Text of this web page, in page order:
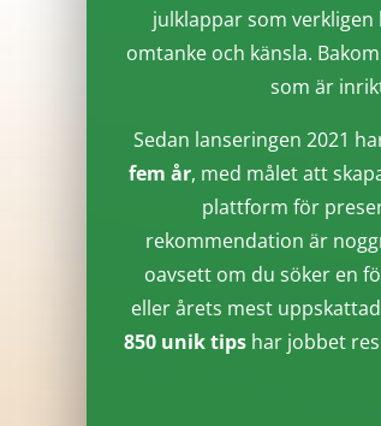
julklappar som
omtanke och känsla.
som är
Sedan lanseringen 2021
fem år, med målet att
plattform för
rekommendation är
oavsett om du söker en
eller årets mest
850 unik tips har jobbet